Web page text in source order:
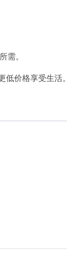
需。
价格享受生活。